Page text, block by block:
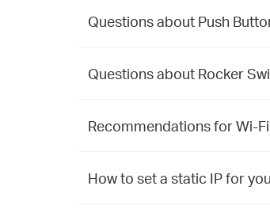
Questions about Push
Questions about Rocker
Recommendations for Wi-
How to set a static IP for